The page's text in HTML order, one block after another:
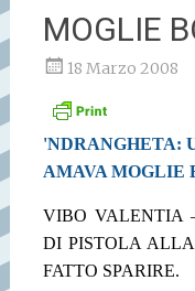
MOGLIE
18 Marzo 2008
'NDRANGHETA:
AMAVA MOGLIE
VIBO VALENTIA
DI PISTOLA
FATTO SPARIRE.